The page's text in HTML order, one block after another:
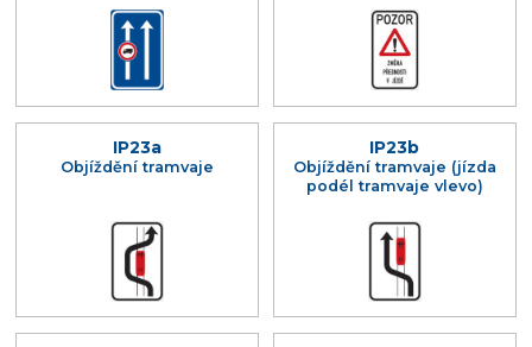
IP23a
Objíždění tramvaje
IP23b
Objíždění tramvaje (jízda
podél tramvaje vlevo)